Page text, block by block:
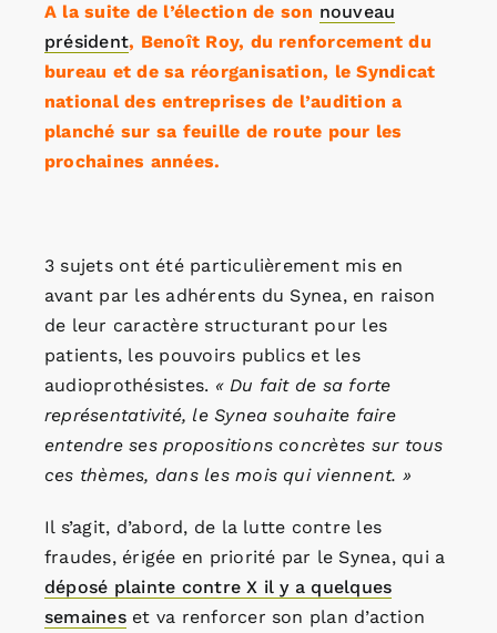
A la suite de l’élection de son nouveau
président, Benoît Roy, du renforcement du
bureau et de sa réorganisation, le Syndicat
national des entreprises de l’audition a
planché sur sa feuille de route pour les
prochaines années.
3 sujets ont été particulièrement mis en
avant par les adhérents du Synea, en raison
de leur caractère structurant pour les
patients, les pouvoirs publics et les
audioprothésistes. «Du fait de sa forte
représentativité, le Synea souhaite faire
entendre ses propositions concrètes sur tous
ces thèmes, dans les mois qui viennent. »
Il s’agit, d’abord, de la lutte contre les
fraudes, érigée en priorité par le Synea, qui a
déposé plainte contre X il y a quelques
semaineset va renforcer son plan d’action